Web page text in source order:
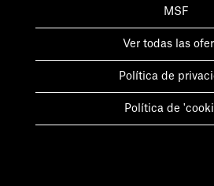
MSF
Ver todas las
Política de
Política de